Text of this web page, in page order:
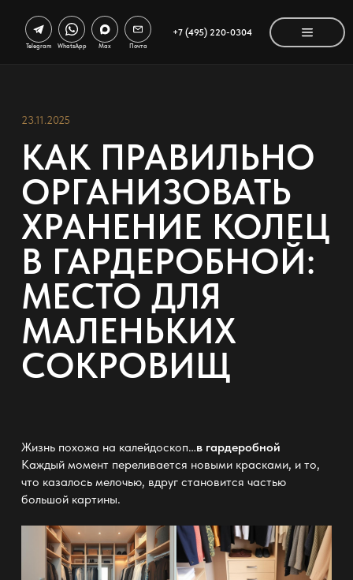
+7 (495) 220-0304
Telegram WhatsApp Max Почта
23.11.2025
КАК ПРАВИЛЬНО
ОРГАНИЗОВАТЬ
ХРАНЕНИЕ КОЛЕЦ
В ГАРДЕРОБНОЙ:
МЕСТО ДЛЯ
МАЛЕНЬКИХ
СОКРОВИЩ
Жизнь похожа на калейдоскоп…в гардеробной
Каждый момент переливается новыми красками, и то,
что казалось мелочью, вдруг становится частью
большой картины.